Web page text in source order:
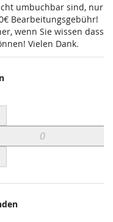
umbuchbar sind, nur
Bearbeitungsgebühr!
wenn Sie wissen dass
Vielen Dank.